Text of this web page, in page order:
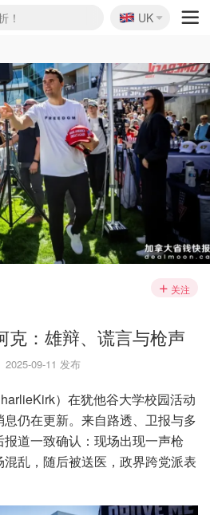
个位数！
！
折！
🇬🇧
UK
关注
克：雄辩、谎言与枪声
2025-09-11 发布
）在犹他谷大学校园活动
仍在更新。来自路透、卫报与多
道一致确认：现场出现一声枪
乱，随后被送医，政界跨党派表